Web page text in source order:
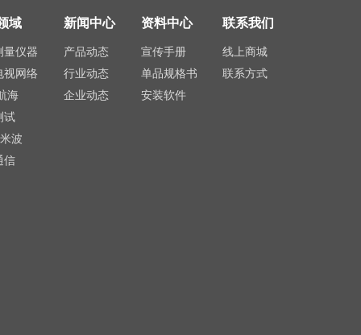
域
量仪器
视网络
海
试
波
信
新闻中心
产品动态
行业动态
企业动态
资料中心
宣传手册
单品规格书
安装软件
联系我们
线上商城
联系方式